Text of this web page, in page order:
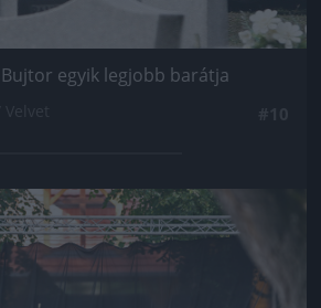
egyik legjobb barátja
Jön még kép!